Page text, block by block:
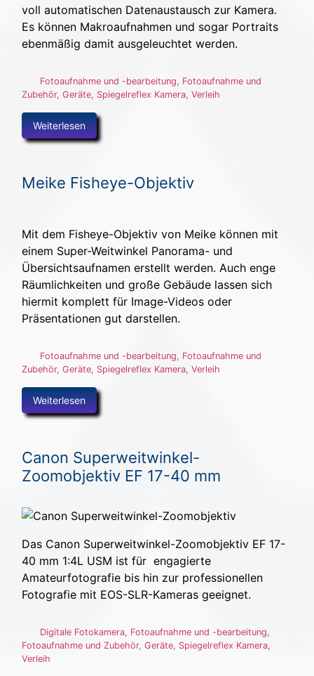
voll automatischen Datenaustausch zur Kamera.
Es können Makroaufnahmen und sogar Portraits
ebenmäßig damit ausgeleuchtet werden.
Fotoaufnahme und -bearbeitung, Fotoaufnahme und
Zubehör, Geräte, Spiegelreflex Kamera, Verleih
Weiterlesen
Meike Fisheye-Objektiv
Mit dem Fisheye-Objektiv von Meike können mit
einem Super-Weitwinkel Panorama- und
Übersichtsaufnamen erstellt werden. Auch enge
Räumlichkeiten und große Gebäude lassen sich
hiermit komplett für Image-Videos oder
Präsentationen gut darstellen.
Fotoaufnahme und -bearbeitung, Fotoaufnahme und
Zubehör, Geräte, Spiegelreflex Kamera, Verleih
Weiterlesen
Canon Superweitwinkel-
Zoomobjektiv EF 17-40 mm
Das Canon Superweitwinkel-Zoomobjektiv EF 17-
40 mm 1:4L USM ist für engagierte
Amateurfotografie bis hin zur professionellen
Fotografie mit EOS-SLR-Kameras geeignet.
Digitale Fotokamera, Fotoaufnahme und -bearbeitung,
Fotoaufnahme und Zubehör, Geräte, Spiegelreflex Kamera,
Verleih